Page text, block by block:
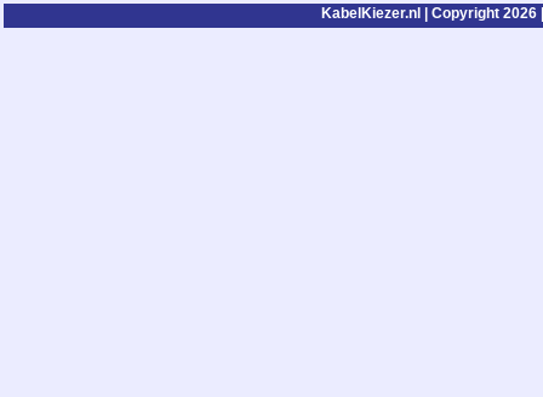
KabelKiezer.nl | Copyright 2026